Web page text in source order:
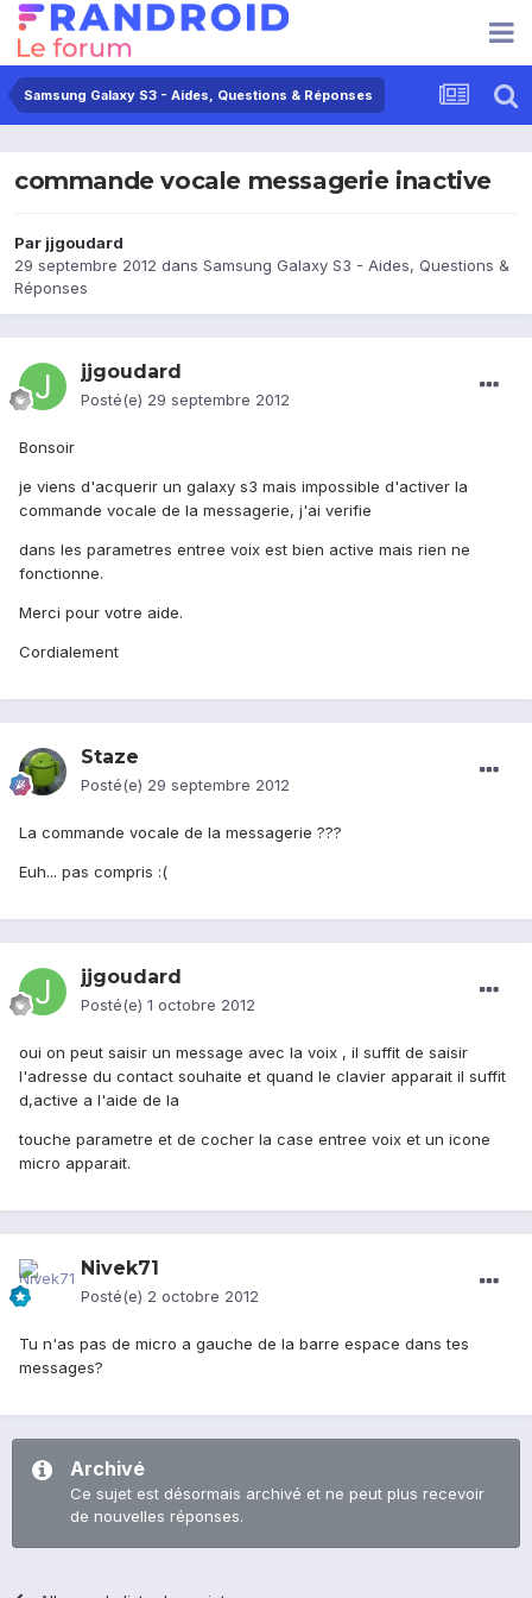
Samsung Galaxy S3 - Aides, Questions & Réponses
commande vocale messagerie inactive
Par jjgoudard
29 septembre 2012 dans Samsung Galaxy S3 - Aides, Questions &
Réponses
jjgoudard
Posté(e) 29 septembre 2012
Bonsoir
je viens d'acquerir un galaxy s3 mais impossible d'activer la
commande vocale de la messagerie, j'ai verifie
dans les parametres entree voix est bien active mais rien ne
fonctionne.
Merci pour votre aide.
Cordialement
Staze
Posté(e) 29 septembre 2012
La commande vocale de la messagerie ???
Euh... pas compris :(
jjgoudard
Posté(e) 1 octobre 2012
oui on peut saisir un message avec la voix , il suffit de saisir
l'adresse du contact souhaite et quand le clavier apparait il suffit
d,active a l'aide de la
touche parametre et de cocher la case entree voix et un icone
micro apparait.
Nivek71
Posté(e) 2 octobre 2012
Tu n'as pas de micro a gauche de la barre espace dans tes
messages?
Archivé
Ce sujet est désormais archivé et ne peut plus recevoir
de nouvelles réponses.